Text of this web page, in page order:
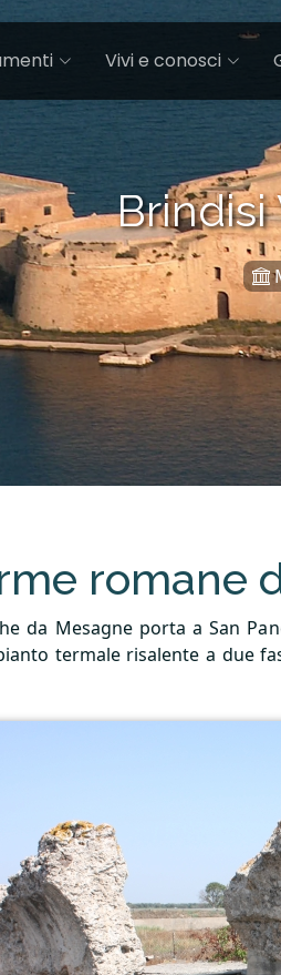
Vivi e conosci
Brindisi
romane
da Mesagne porta a San
termale risalente a due